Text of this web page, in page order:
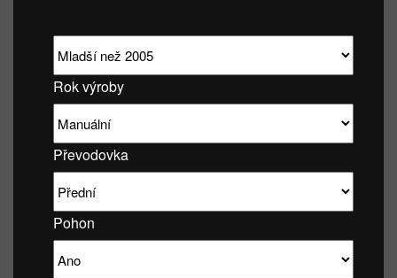
Rok výroby
Převodovka
Pohon